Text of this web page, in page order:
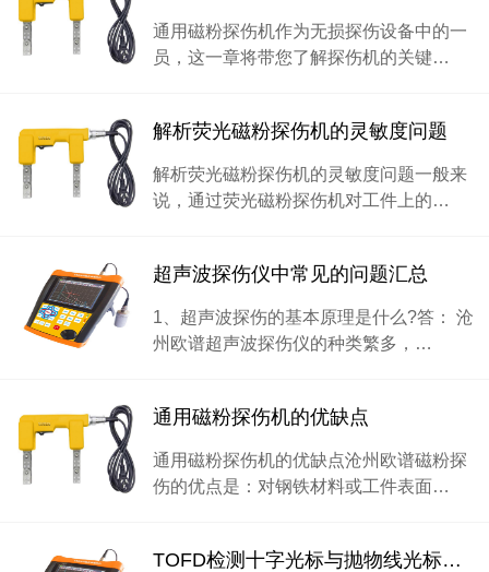
通用磁粉探伤机作为无损探伤设备中的一
员，这一章将带您了解探伤机的关键…
解析荧光磁粉探伤机的灵敏度问题
解析荧光磁粉探伤机的灵敏度问题一般来
说，通过荧光磁粉探伤机对工件上的…
超声波探伤仪中常见的问题汇总
1、超声波探伤的基本原理是什么?答： 沧
州欧谱超声波探伤仪的种类繁多，…
通用磁粉探伤机的优缺点
通用磁粉探伤机的优缺点沧州欧谱磁粉探
伤的优点是：对钢铁材料或工件表面…
TOFD检测十字光标与抛物线光标介绍